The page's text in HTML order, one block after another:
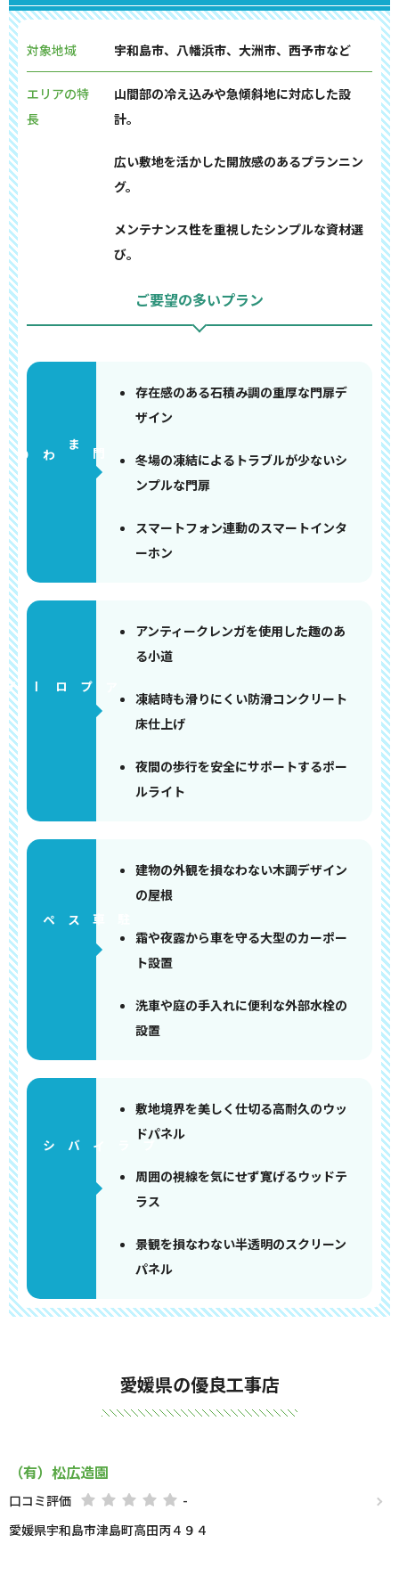
対象地域 宇和島市、八幡浜市、大洲市、西予市など
エリアの特
長
山間部の冷え込みや急傾斜地に対応した設
計。
広い敷地を活かした開放感のあるプランニン
グ。
メンテナンス性を重視したシンプルな資材選
び。
ご要望の多いプラン
門まわり
存在感のある石積み調の重厚な門扉デ
ザイン
冬場の凍結によるトラブルが少ないシ
ンプルな門扉
スマートフォン連動のスマートインタ
ーホン
アプローチ
アンティークレンガを使用した趣のあ
る小道
凍結時も滑りにくい防滑コンクリート
床仕上げ
夜間の歩行を安全にサポートするポー
ルライト
建物の外観を損なわない木調デザイン
の屋根
霜や夜露から車を守る大型のカーポー
ト設置
洗車や庭の手入れに便利な外部水栓の
設置
敷地境界を美しく仕切る高耐久のウッ
ドパネル
周囲の視線を気にせず寛げるウッドテ
ラス
景観を損なわない半透明のスクリーン
パネル
愛媛県の優良工事店
（有）松広造園
口コミ評価
-
愛媛県宇和島市津島町高田丙４９４